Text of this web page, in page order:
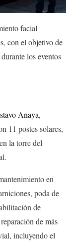
facial
con el objetivo de
los eventos
Anaya,
11 postes solares,
la torre del
en
poda de
de
de más
incluyendo el